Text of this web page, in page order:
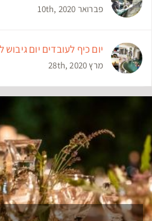
פברואר 10th, 2020
יום כיף לעובדים יום
מרץ 28th, 2020